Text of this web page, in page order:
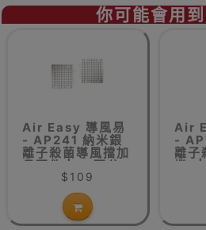
你可能會用
Air Easy 導風易
- AP241 納米銀
離子殺菌導風擋加
長配件 | >1匹分
體機用 | 殺滅
99%細菌 | 簡易
安裝
$109
Air
-
離子
機) |